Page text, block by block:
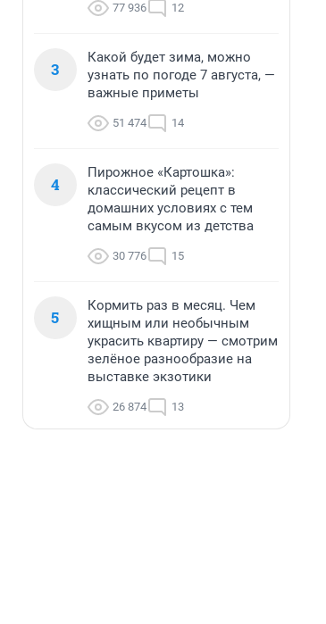
77 936 12
3
Какой будет зима, можно
узнать по погоде 7 августа, —
важные приметы
51 474 14
4
Пирожное «Картошка»:
классический рецепт в
домашних условиях с тем
самым вкусом из детства
30 776 15
5
Кормить раз в месяц. Чем
хищным или необычным
украсить квартиру — смотрим
зелёное разнообразие на
выставке экзотики
26 874 13